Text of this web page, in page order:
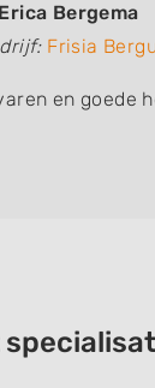
Erica Bergema
Frisia
en goede